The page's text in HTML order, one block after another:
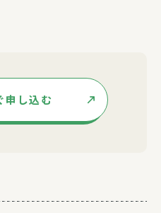
申し込む